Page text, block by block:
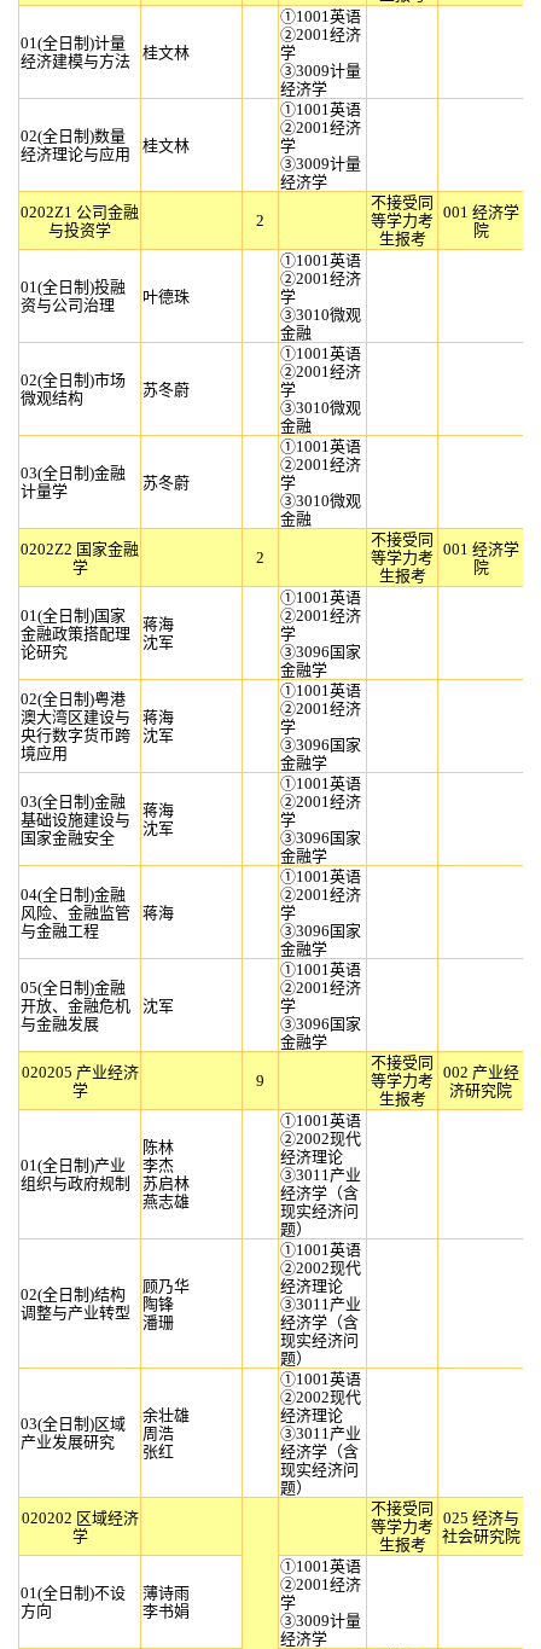
01(全日制)计量
经济建模与方法
桂文林
①1001英语
②2001经济
学
③3009计量
经济学
02(全日制)数量
经济理论与应用
桂文林
①1001英语
②2001经济
学
③3009计量
经济学
0202Z1 公司金融
与投资学
2
不接受同
等学力考
生报考
001 经济学
院
01(全日制)投融
资与公司治理
叶德珠
①1001英语
②2001经济
学
③3010微观
金融
02(全日制)市场
微观结构
苏冬蔚
①1001英语
②2001经济
学
③3010微观
金融
03(全日制)金融
计量学
苏冬蔚
①1001英语
②2001经济
学
③3010微观
金融
0202Z2 国家金融
学
2
不接受同
等学力考
生报考
001 经济学
院
01(全日制)国家
金融政策搭配理
论研究
蒋海
沈军
①1001英语
②2001经济
学
③3096国家
金融学
02(全日制)粤港
澳大湾区建设与
央行数字货币跨
境应用
蒋海
沈军
①1001英语
②2001经济
学
③3096国家
金融学
03(全日制)金融
基础设施建设与
国家金融安全
蒋海
沈军
①1001英语
②2001经济
学
③3096国家
金融学
04(全日制)金融
风险、金融监管
与金融工程
蒋海
①1001英语
②2001经济
学
③3096国家
金融学
05(全日制)金融
开放、金融危机
与金融发展
沈军
①1001英语
②2001经济
学
③3096国家
金融学
020205 产业经济
学
9
不接受同
等学力考
生报考
002 产业经
济研究院
01(全日制)产业
组织与政府规制
陈林
李杰
苏启林
燕志雄
①1001英语
②2002现代
经济理论
③3011产业
经济学（含
现实经济问
题）
02(全日制)结构
调整与产业转型
顾乃华
陶锋
潘珊
①1001英语
②2002现代
经济理论
③3011产业
经济学（含
现实经济问
题）
03(全日制)区域
产业发展研究
余壮雄
周浩
张红
①1001英语
②2002现代
经济理论
③3011产业
经济学（含
现实经济问
题）
020202 区域经济
学
不接受同
等学力考
生报考
025 经济与
社会研究院
01(全日制)不设
方向
薄诗雨
李书娟
①1001英语
②2001经济
学
③3009计量
经济学